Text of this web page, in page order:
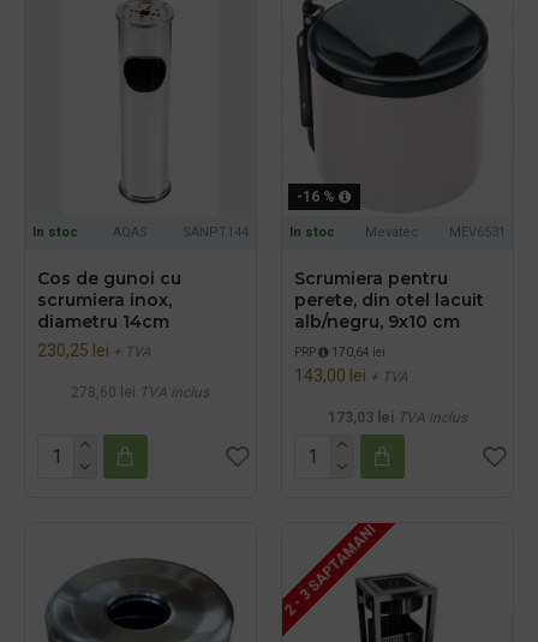
In stoc AQAS SANPT144
Cos de gunoi cu
scrumiera inox,
diametru 14cm
230,25 lei + TVA
278,60 lei TVA inclus
-16 %
In stoc Mevatec MEV6531
Scrumiera pentru
perete, din otel lacuit
alb/negru, 9x10 cm
PRP 170,64 lei
143,00 lei + TVA
173,03 lei TVA inclus
2 - 3 SAPTAMANI